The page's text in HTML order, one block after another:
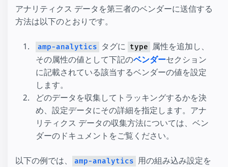
アナリティクス データを第三者のベンダーに送信する
方法は以下のとおりです。
amp-analytics タグに type
属性を追加し、
その属性の値として下記のベンダーセクション
に記載されている該当するベンダーの値を設定
します。
どのデータを収集してトラッキングするかを決
め、設定データにその詳細を指定します。アナ
リティクス データの収集方法については、ベン
ダーのドキュメントをご覧ください。
以下の例では、 amp-analytics 用の組み込み設定を